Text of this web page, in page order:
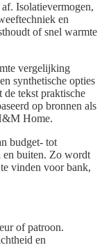
Isolatievermogen,
en
of snel warmte
vergelijking
synthetische opties
de tekst praktische
op bronnen als
Home.
budget- tot
en buiten. Zo wordt
vinden voor bank,
of patroon.
en